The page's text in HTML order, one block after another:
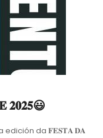
edición da 𝐅𝐄𝐒𝐓𝐀 𝐃𝐀